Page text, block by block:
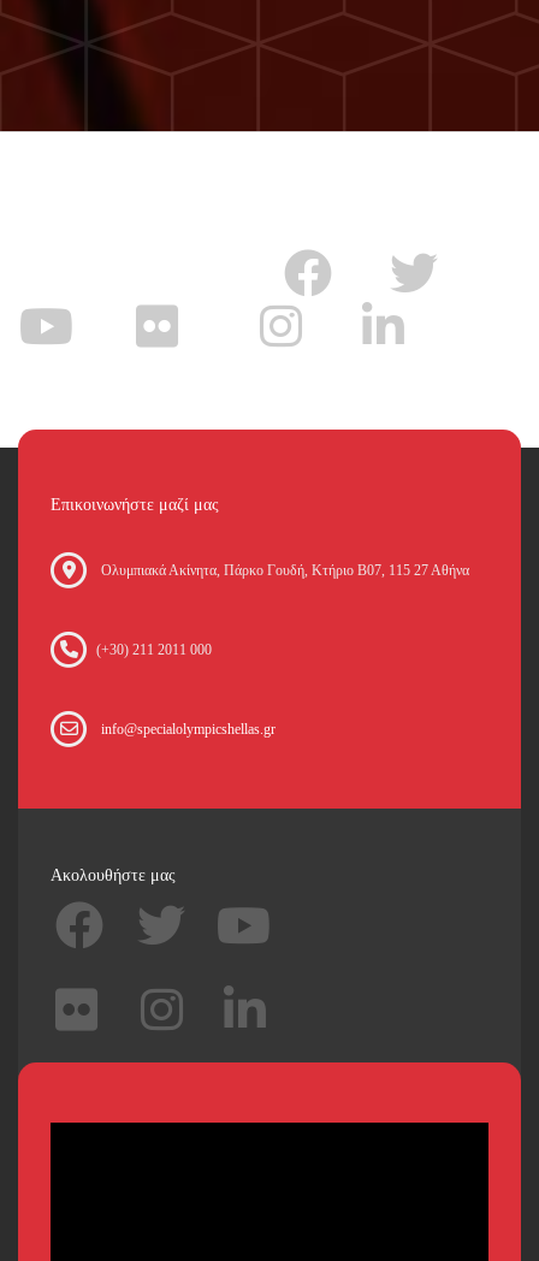
Επικοινωνήστε μαζί μας
Oλυμπιακά Ακίνητα, Πάρκο Γουδή, Κτήριο Β07, 115 27 Αθήνα
(+30) 211 2011 000
info@specialolympicshellas.gr
Ακολουθήστε μας